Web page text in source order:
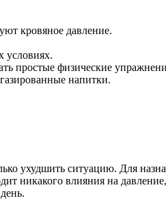
кровяное давление.
условиях.
простые физические
напитки.
ухудшить ситуацию. Для
никакого влияния на